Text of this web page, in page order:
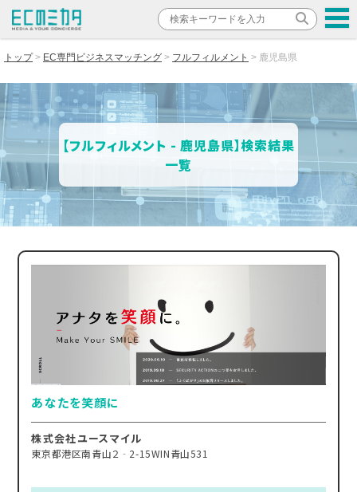
トップ EC専門ビジネスマッチング フルフィルメント 鹿児島県
【フルフィルメント - 鹿児島県】検索結果
一覧
あなたを笑顔に
株式会社ユースマイル
東京都港区南青山２‐2-15WIN青山531